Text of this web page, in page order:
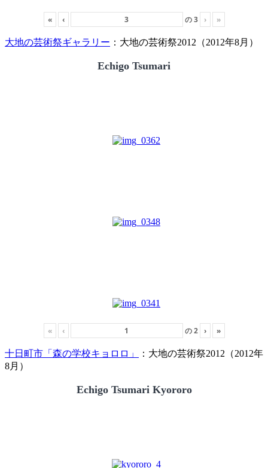
« ‹ の3 › »
大地の芸術祭ギャラリー ：大地の芸術祭2012（2012年8月）
Echigo Tsumari
« ‹ の2 › »
十日町市「森の学校キョロロ」
：大地の芸術祭2012（2012年
8月）
Echigo Tsumari Kyororo